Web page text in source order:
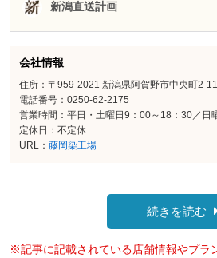
会社情報
住所：〒959-2021 新潟県阿賀野市中央町2-
電話番号：0250-62-2175
営業時間：平日・土曜日9：00～18：30／日
定休日：不定休
URL： 藤岡染工場
続きを読む
※記事に記載されている店舗情報やプラ